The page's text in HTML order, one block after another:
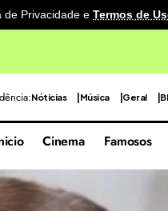
de Privacidade e Termos de
Nóticias Música Geral
Cinema Famosos